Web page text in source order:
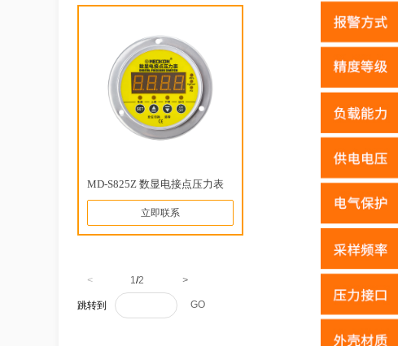
MD-S825Z 数显电接点压力表
立即联系
< 1/2 >
跳转到 GO